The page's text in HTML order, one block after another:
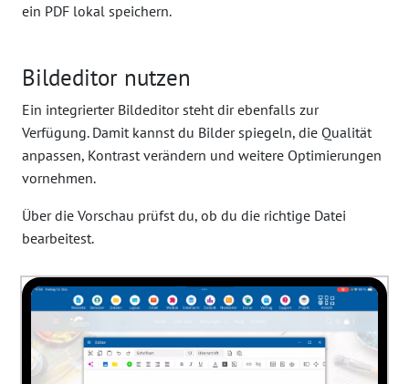
ein PDF lokal speichern.
Bildeditor nutzen
Ein integrierter Bildeditor steht dir ebenfalls zur
Verfügung. Damit kannst du Bilder spiegeln, die Qualität
anpassen, Kontrast verändern und weitere Optimierungen
vornehmen.
Über die Vorschau prüfst du, ob du die richtige Datei
bearbeitest.